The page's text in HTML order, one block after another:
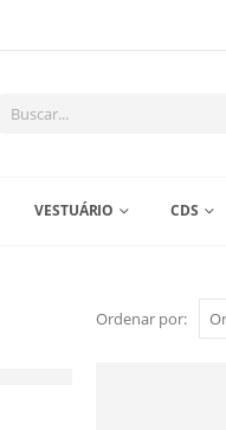
VESTUÁRIO CDS
Ordenar por: